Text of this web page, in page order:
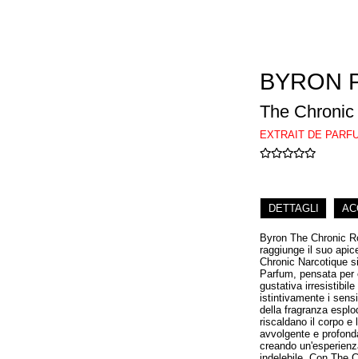
BYRON
The
EXTRAIT DE
DETTAGLI
Byron The Chronic
raggiunge il suo
Chronic Narcotique
Parfum, pensata
gustativa
istintivamente i
della fragranza
riscaldano il corpo e
avvolgente e
creando